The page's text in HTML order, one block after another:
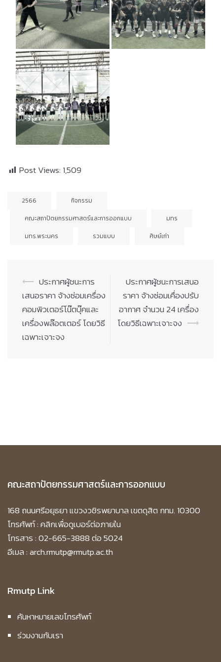
Post Views: 1,509
2566
กิจกรรม
คณะสถาปัตยกรรมศาสตร์และการออกแบบ
มทร
มทร.พระนคร
รวมแบบ ศิษย์เก่า
Post
navigation
⟵ ประกาศผู้ชนะการ
เสนอราคา จ้างซ่อมเครื่อง
คอมพิวเตอร์โน๊ตบุ๊คและ
เครื่องพล๊อตเตอร์ โดยวิธี
เฉพาะเจาะจง
ประกาศผู้ชนะการเสนอ
ราคา จ้างซ่อมเคื่องปรับ
อากาศ จำนวน 24 เครื่อง
โดยวิธีเฉพาะเจาะจง ⟶
คณะสถาปัตยกรรมศาสตร์และการออกแบบ
168 ถนนศรีอยุธยา แขวงวชิรพยาบาล เขตดุสิต กทม. 10300
โทรศัพท์ :คลิกเพื่อดูเบอร์ต่อภายใน
โทรสาร : 02-665-3888 ต่อ 5024
อีเมล : arch.rmutp@rmutp.ac.th
Rmutp Link
ค้นหาหมายเลขโทรศัพท์
ร่วมงานกับเรา